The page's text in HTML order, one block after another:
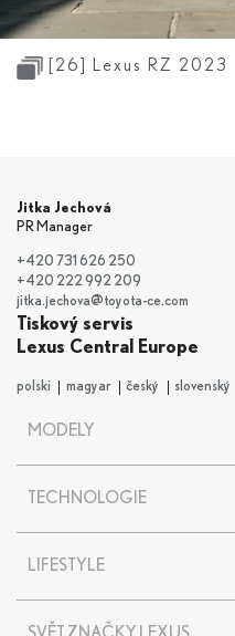
[26] Lexus RZ 2023
Jitka Jechová
PR Manager
+420 731 626 250
+420 222 992 209
jitka.jechova@toyota-ce.com
Tiskový servis
Lexus Central Europe
polski magyar český slovenský
MODELY
UX
UX 300e
NX
TECHNOLOGIE
LIFESTYLE